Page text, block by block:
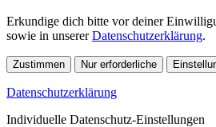
Erkundige dich bitte vor deiner
sowie in unsererDatenschutzerklärung.
Zustimmen Nur erforderliche
Datenschutzerklärung
Individuelle Datenschutz-Einstellungen